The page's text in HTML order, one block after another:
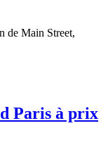
de Main Street,
Paris à prix